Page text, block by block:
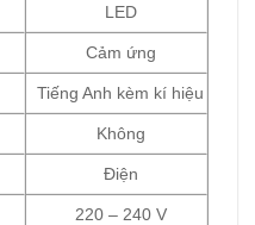
LED
Cảm ứng
Tiếng Anh kèm kí hiệu
Không
Điện
220 – 240 V